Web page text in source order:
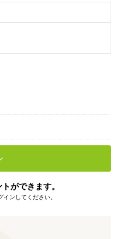
ができます。
ンしてください。